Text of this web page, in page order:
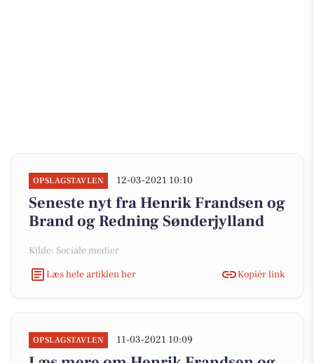
OPSLAGSTAVLEN 12-03-2021 10:10
Seneste nyt fra Henrik Frandsen og
Brand og Redning Sønderjylland
Kilde: Sociale medier
Læs hele artiklen her
Kopiér link
OPSLAGSTAVLEN 11-03-2021 10:09